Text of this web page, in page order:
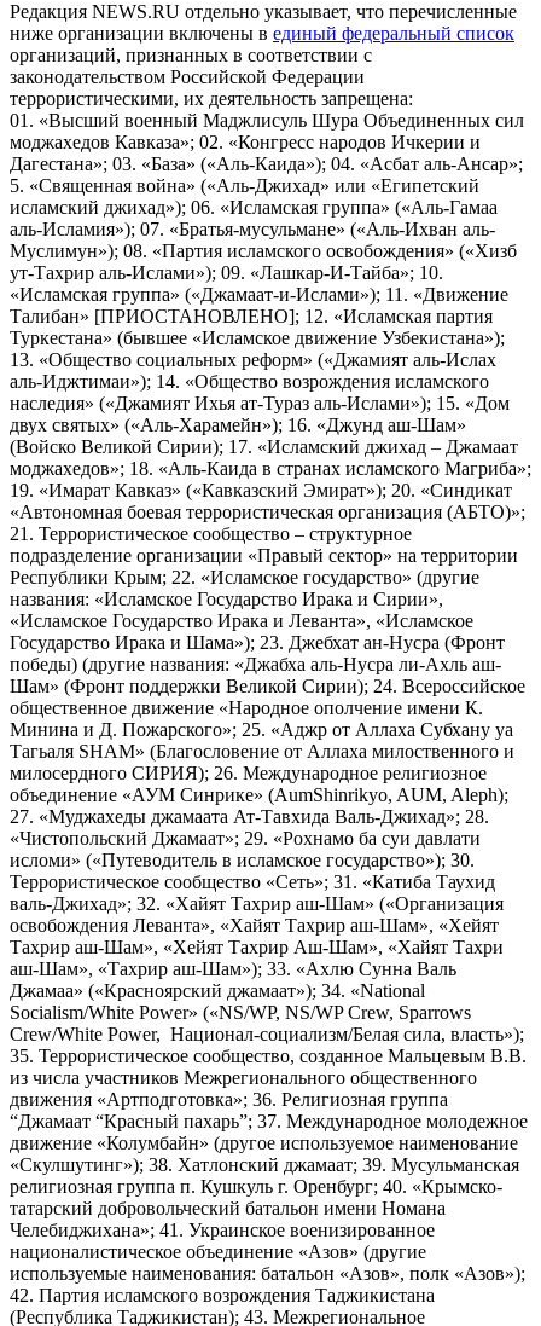
Редакция NEWS.RU отдельно указывает, что перечисленные
ниже организации включены в единый федеральный список
организаций, признанных в соответствии с
законодательством Российской Федерации
террористическими, их деятельность запрещена:
01. «Высший военный Маджлисуль Шура Объединенных сил
моджахедов Кавказа»; 02. «Конгресс народов Ичкерии и
Дагестана»; 03. «База» («Аль-Каида»); 04. «Асбат аль-Ансар»;
5. «Священная война» («Аль-Джихад» или «Египетский
исламский джихад»); 06. «Исламская группа» («Аль-Гамаа
аль-Исламия»); 07. «Братья-мусульмане» («Аль-Ихван аль-
Муслимун»); 08. «Партия исламского освобождения» («Хизб
ут-Тахрир аль-Ислами»); 09. «Лашкар-И-Тайба»; 10.
«Исламская группа» («Джамаат-и-Ислами»); 11. «Движение
Талибан» [ПРИОСТАНОВЛЕНО]; 12. «Исламская партия
Туркестана» (бывшее «Исламское движение Узбекистана»);
13. «Общество социальных реформ» («Джамият аль-Ислах
аль-Иджтимаи»); 14. «Общество возрождения исламского
наследия» («Джамият Ихья ат-Тураз аль-Ислами»); 15. «Дом
двух святых» («Аль-Харамейн»); 16. «Джунд аш-Шам»
(Войско Великой Сирии); 17. «Исламский джихад – Джамаат
моджахедов»; 18. «Аль-Каида в странах исламского Магриба»;
19. «Имарат Кавказ» («Кавказский Эмират»); 20. «Синдикат
«Автономная боевая террористическая организация (АБТО)»;
21. Террористическое сообщество – структурное
подразделение организации «Правый сектор» на территории
Республики Крым; 22. «Исламское государство» (другие
названия: «Исламское Государство Ирака и Сирии»,
«Исламское Государство Ирака и Леванта», «Исламское
Государство Ирака и Шама»); 23. Джебхат ан-Нусра (Фронт
победы) (другие названия: «Джабха аль-Нусра ли-Ахль аш-
Шам» (Фронт поддержки Великой Сирии); 24. Всероссийское
общественное движение «Народное ополчение имени К.
Минина и Д. Пожарского»; 25. «Аджр от Аллаха Субхану уа
Тагьаля SHAM» (Благословение от Аллаха милоственного и
милосердного СИРИЯ); 26. Международное религиозное
объединение «АУМ Синрике» (AumShinrikyo, AUM, Aleph);
27. «Муджахеды джамаата Ат-Тавхида Валь-Джихад»; 28.
«Чистопольский Джамаат»; 29. «Рохнамо ба суи давлати
исломи» («Путеводитель в исламское государство»); 30.
Террористическое сообщество «Сеть»; 31. «Катиба Таухид
валь-Джихад»; 32. «Хайят Тахрир аш-Шам» («Организация
освобождения Леванта», «Хайят Тахрир аш-Шам», «Хейят
Тахрир аш-Шам», «Хейят Тахрир Аш-Шам», «Хайят Тахри
аш-Шам», «Тахрир аш-Шам»); 33. «Ахлю Сунна Валь
Джамаа» («Красноярский джамаат»); 34. «National
Socialism/White Power» («NS/WP, NS/WP Crew, Sparrows
Crew/White Power, Национал-социализм/Белая сила, власть»);
35. Террористическое сообщество, созданное Мальцевым В.В.
из числа участников Межрегионального общественного
движения «Артподготовка»; 36. Религиозная группа
“Джамаат “Красный пахарь”; 37. Международное молодежное
движение «Колумбайн» (другое используемое наименование
«Скулшутинг»); 38. Хатлонский джамаат; 39. Мусульманская
религиозная группа п. Кушкуль г. Оренбург; 40. «Крымско-
татарский добровольческий батальон имени Номана
Челебиджихана»; 41. Украинское военизированное
националистическое объединение «Азов» (другие
используемые наименования: батальон «Азов», полк «Азов»);
42. Партия исламского возрождения Таджикистана
(Республика Таджикистан); 43. Межрегиональное